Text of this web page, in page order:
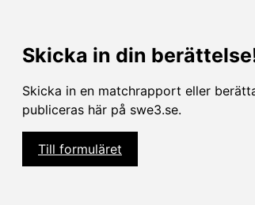
Skicka in din
Skicka in en matchrapport eller
publiceras här på swe3.se.
Till formuläret